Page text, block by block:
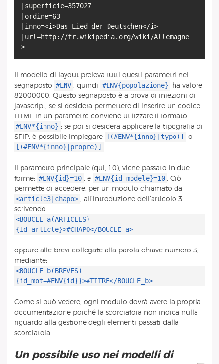
|superficie=357027
|ordine=63
|inno=<i>Das Lied der Deutschen</i>
|url=http://fr.wikipedia.org/wiki/Allemagne
>
Il modello di layout preleva tutti questi parametri nel
segnaposto #ENV , quindi #ENV{popolazione}
ha valore
82000000. Questo segnaposto è a prova di iniezioni di
javascript, se si desidera permettere di inserire un codice
HTML in un parametro conviene utilizzare il formato
#ENV*{inno} ; se poi si desidera applicare la tipografia di
SPIP, è possibile impiegare
[(#ENV*{inno}|typo)] o
[(#ENV*{inno}|propre)]
Il parametro principale (qui, 10), viene passato in due
forme: #ENV{id}=10 , e #ENV{id_modele}=10
. Ciò
permette di accedere, per un modulo chiamato da
<article3|chapo>
, all’introduzione dell’articolo 3
scrivendo:
<BOUCLE_a(ARTICLES)
{id_article}>#CHAPO</BOUCLE_a>
oppure alle brevi collegate alla parola chiave numero 3,
mediante;
<BOUCLE_b(BREVES)
{id_mot=#ENV{id}}>#TITRE</BOUCLE_b>
Come si può vedere, ogni modulo dovrà avere la propria
documentazione poiché la scorciatoia non indica nulla
riguardo alla gestione degli elementi passati dalla
scorciatoia.
Un possibile uso nei modelli di